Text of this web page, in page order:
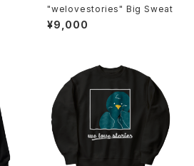
"welovestories" Big Sweat
¥9,000